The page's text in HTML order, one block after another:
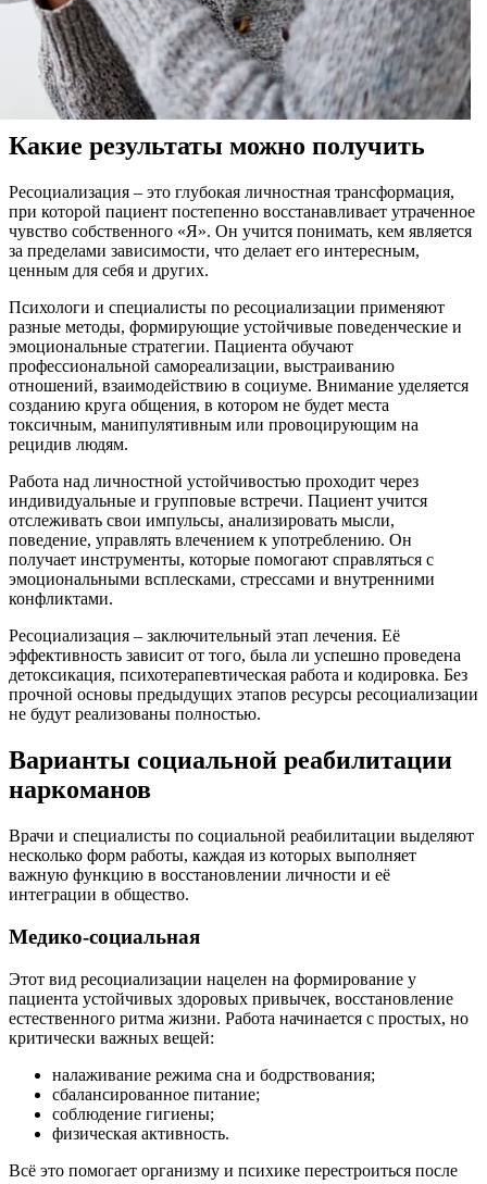
Какие результаты можно получить
Ресоциализация – это глубокая личностная трансформация,
при которой пациент постепенно восстанавливает утраченное
чувство собственного «Я». Он учится понимать, кем является
за пределами зависимости, что делает его интересным,
ценным для себя и других.
Психологи и специалисты по ресоциализации применяют
разные методы, формирующие устойчивые поведенческие и
эмоциональные стратегии. Пациента обучают
профессиональной самореализации, выстраиванию
отношений, взаимодействию в социуме. Внимание уделяется
созданию круга общения, в котором не будет места
токсичным, манипулятивным или провоцирующим на
рецидив людям.
Работа над личностной устойчивостью проходит через
индивидуальные и групповые встречи. Пациент учится
отслеживать свои импульсы, анализировать мысли,
поведение, управлять влечением к употреблению. Он
получает инструменты, которые помогают справляться с
эмоциональными всплесками, стрессами и внутренними
конфликтами.
Ресоциализация – заключительный этап лечения. Её
эффективность зависит от того, была ли успешно проведена
детоксикация, психотерапевтическая работа и кодировка. Без
прочной основы предыдущих этапов ресурсы ресоциализации
не будут реализованы полностью.
Варианты социальной реабилитации
наркоманов
Врачи и специалисты по социальной реабилитации выделяют
несколько форм работы, каждая из которых выполняет
важную функцию в восстановлении личности и её
интеграции в общество.
Медико-социальная
Этот вид ресоциализации нацелен на формирование у
пациента устойчивых здоровых привычек, восстановление
естественного ритма жизни. Работа начинается с простых, но
критически важных вещей:
налаживание режима сна и бодрствования;
сбалансированное питание;
соблюдение гигиены;
физическая активность.
Всё это помогает организму и психике перестроиться после